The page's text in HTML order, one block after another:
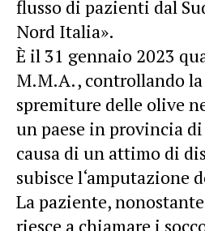
flusso di pazienti dal
Nord Italia».
È il 31 gennaio 2023
M.M.A., controllando
spremiture delle olive
un paese in provincia
causa di un attimo di
subisce l‘amputazione
La paziente,
riesce a chiamare i